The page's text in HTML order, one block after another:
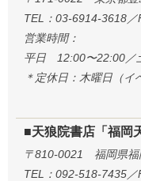
TEL：03-6914-3618
営業時間：
平日 12:00〜22:00
＊定休日：木曜日（イ
■天狼院書店「福岡
〒810-0021 福岡県福
TEL：092-518-7435